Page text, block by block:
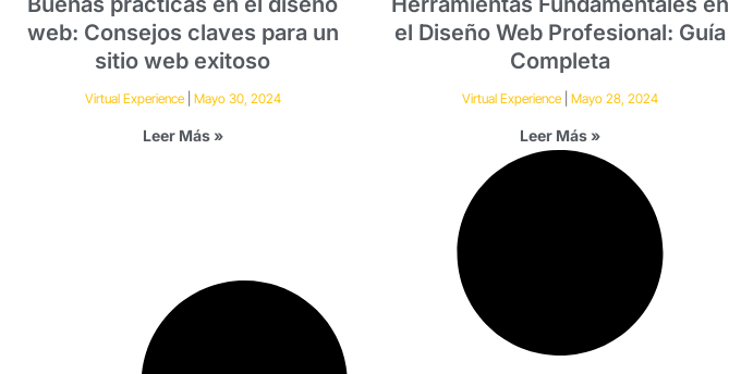
web: Consejos claves para un
sitio web exitoso
Virtual Experience Mayo 30, 2024
Leer Más »
el Diseño Web Profesional: Guía
Completa
Virtual Experience Mayo 28, 2024
Leer Más »